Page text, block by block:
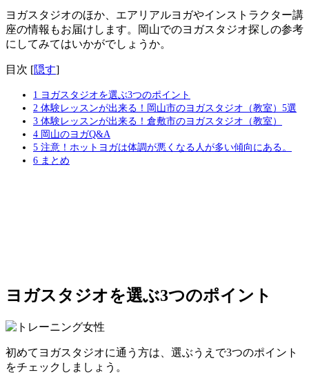
ヨガスタジオのほか、 エアリアルヨガやインストラクター講
座の情報もお届け します。岡山でのヨガスタジオ探しの参考
にしてみてはいかがでしょうか。
目次 [隠す]
1 ヨガスタジオを選ぶ3つのポイント
2 体験レッスンが出来る！岡山市のヨガスタジオ（教室）5選
3 体験レッスンが出来る！倉敷市のヨガスタジオ（教室）
4 岡山のヨガQ&A
5 注意！ホットヨガは体調が悪くなる人が多い傾向にある。
6 まとめ
ヨガスタジオを選ぶ3つのポイント
初めてヨガスタジオに通う方は、選ぶうえで3つのポイント
をチェックしましょう。